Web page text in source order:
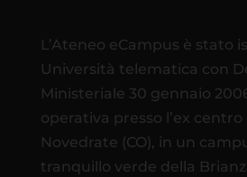
L’Ateneo eCampus è stato
Università telematica con
Ministeriale 30 gennaio
operativa presso l’ex centro
Novedrate (CO), in un
tranquillo verde della